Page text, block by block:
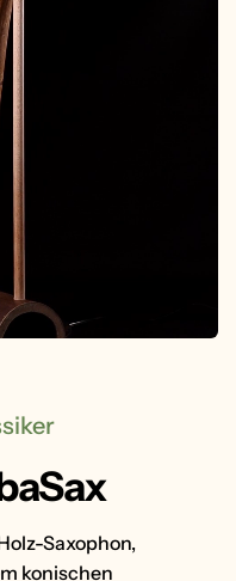
Saxophon,
konischen